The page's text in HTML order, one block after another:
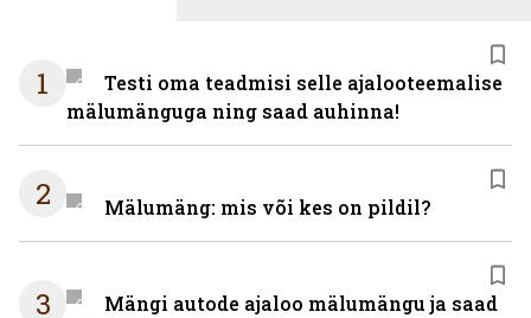
1
Testi oma teadmisi selle ajalooteemalise
mälumänguga ning saad auhinna!
2 Mälumäng: mis või kes on pildil?
3
Mängi autode ajaloo mälumängu ja saad